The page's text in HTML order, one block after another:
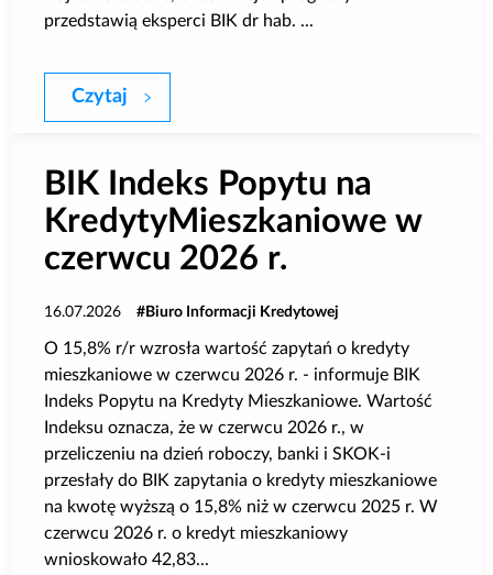
przedstawią eksperci BIK dr hab. ...
Czytaj Webinar BIK 30 lipca: Podsumowanie I
BIK Indeks Popytu na
KredytyMieszkaniowe w
czerwcu 2026 r.
16.07.2026 Biuro Informacji Kredytowej
O 15,8% r/r wzrosła wartość zapytań o kredyty
mieszkaniowe w czerwcu 2026 r. - informuje BIK
Indeks Popytu na Kredyty Mieszkaniowe. Wartość
Indeksu oznacza, że w czerwcu 2026 r., w
przeliczeniu na dzień roboczy, banki i SKOK-i
przesłały do BIK zapytania o kredyty mieszkaniowe
na kwotę wyższą o 15,8% niż w czerwcu 2025 r. W
czerwcu 2026 r. o kredyt mieszkaniowy
wnioskowało 42,83...